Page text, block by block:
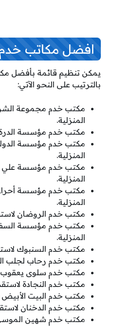
افضل مكاتب خدم
يمكن تنظيم قائمة بأفضل
بالترتيب على النحو الآتي:
مكتب خدم مجموعة
المنزلية.
مكتب خدم مؤسسة الدرة
مكتب خدم مؤسسة
المنزلية.
مكتب خدم مؤسسة علي
المنزلية.
مكتب خدم مؤسسة أحرار
المنزلية.
مكتب خدم الروضان
مكتب خدم مؤسسة
المنزلية.
مكتب خدم السنبوك
مكتب خدم رحاب لجلب
مكتب خدم سلوى يعقوب
مكتب خدم النجادة
مكتب خدم البيت الأبيض
مكتب خدم الدخنان
مكتب خدم شهين الموسى